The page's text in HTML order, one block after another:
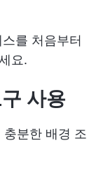
를 처음부터
요.
사용
분한 배경 조